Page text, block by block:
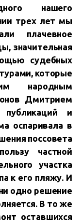
нашего
трех лет мы
плачевное
значительная
судебных
которые
народным
Дмитрием
и
оспаривала в
поссовета
частной
участка
к его пляжу. И
одно решение
В то же
оставшихся